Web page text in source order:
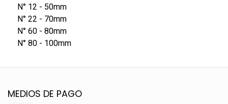
N° 12 - 50mm
N° 22 - 70mm
N° 60 - 80mm
N° 80 - 100mm
MEDIOS DE PAGO